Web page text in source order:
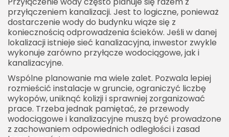
2026 Akademia Internetu Wszelkie prawa
zastrzeżone. Treści umieszczone na stronie
chronione są prawem autorskim.
przyłączeniem kanalizacji. Jest to logiczne, ponieważ
dostarczenie wody do budynku wiąże się z
koniecznością odprowadzenia ścieków. Jeśli w danej
lokalizacji istnieje sieć kanalizacyjna, inwestor zwykle
wykonuje zarówno przyłącze wodociągowe, jak i
kanalizacyjne.
Wspólne planowanie ma wiele zalet. Pozwala lepiej
rozmieścić instalacje w gruncie, ograniczyć liczbę
wykopów, uniknąć kolizji i sprawniej zorganizować
prace. Trzeba jednak pamiętać, że przewody
wodociągowe i kanalizacyjne muszą być prowadzone
z zachowaniem odpowiednich odległości i zasad